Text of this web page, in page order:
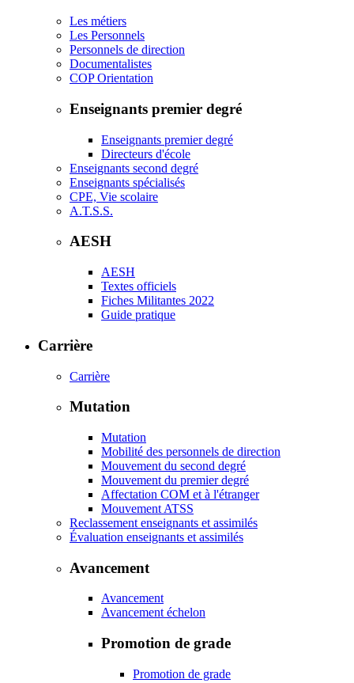
Les métiers
Les Personnels
Personnels de direction
Documentalistes
COP Orientation
Enseignants premier degré
Enseignants premier degré
Directeurs d'école
Enseignants second degré
Enseignants spécialisés
CPE, Vie scolaire
A.T.S.S.
AESH
AESH
Textes officiels
Fiches Militantes 2022
Guide pratique
Carrière
Carrière
Mutation
Mutation
Mobilité des personnels de direction
Mouvement du second degré
Mouvement du premier degré
Affectation COM et à l'étranger
Mouvement ATSS
Reclassement enseignants et assimilés
Évaluation enseignants et assimilés
Avancement
Avancement
Avancement échelon
Promotion de grade
Promotion de grade